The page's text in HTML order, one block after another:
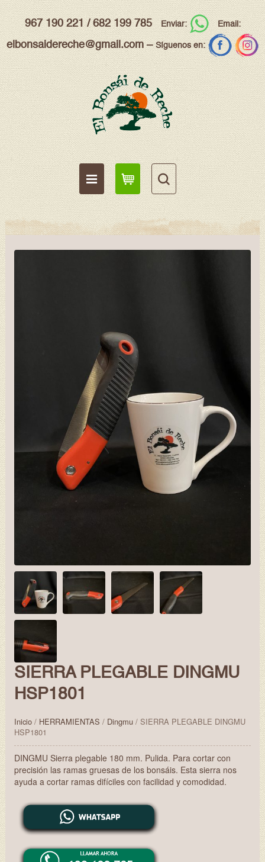
967 190 221 /682 199 785 Enviar: Email:
elbonsaidereche@gmail.com – Síguenos en:
SIERRA PLEGABLE DINGMU
HSP1801
Inicio/ HERRAMIENTAS / Dingmu/ SIERRA PLEGABLE DINGMU
HSP1801
DINGMU Sierra plegable 180 mm. Pulida. Para cortar con
precisión las ramas gruesas de los bonsáis. Esta sierra nos
ayuda a cortar ramas difíciles con facilidad y comodidad.